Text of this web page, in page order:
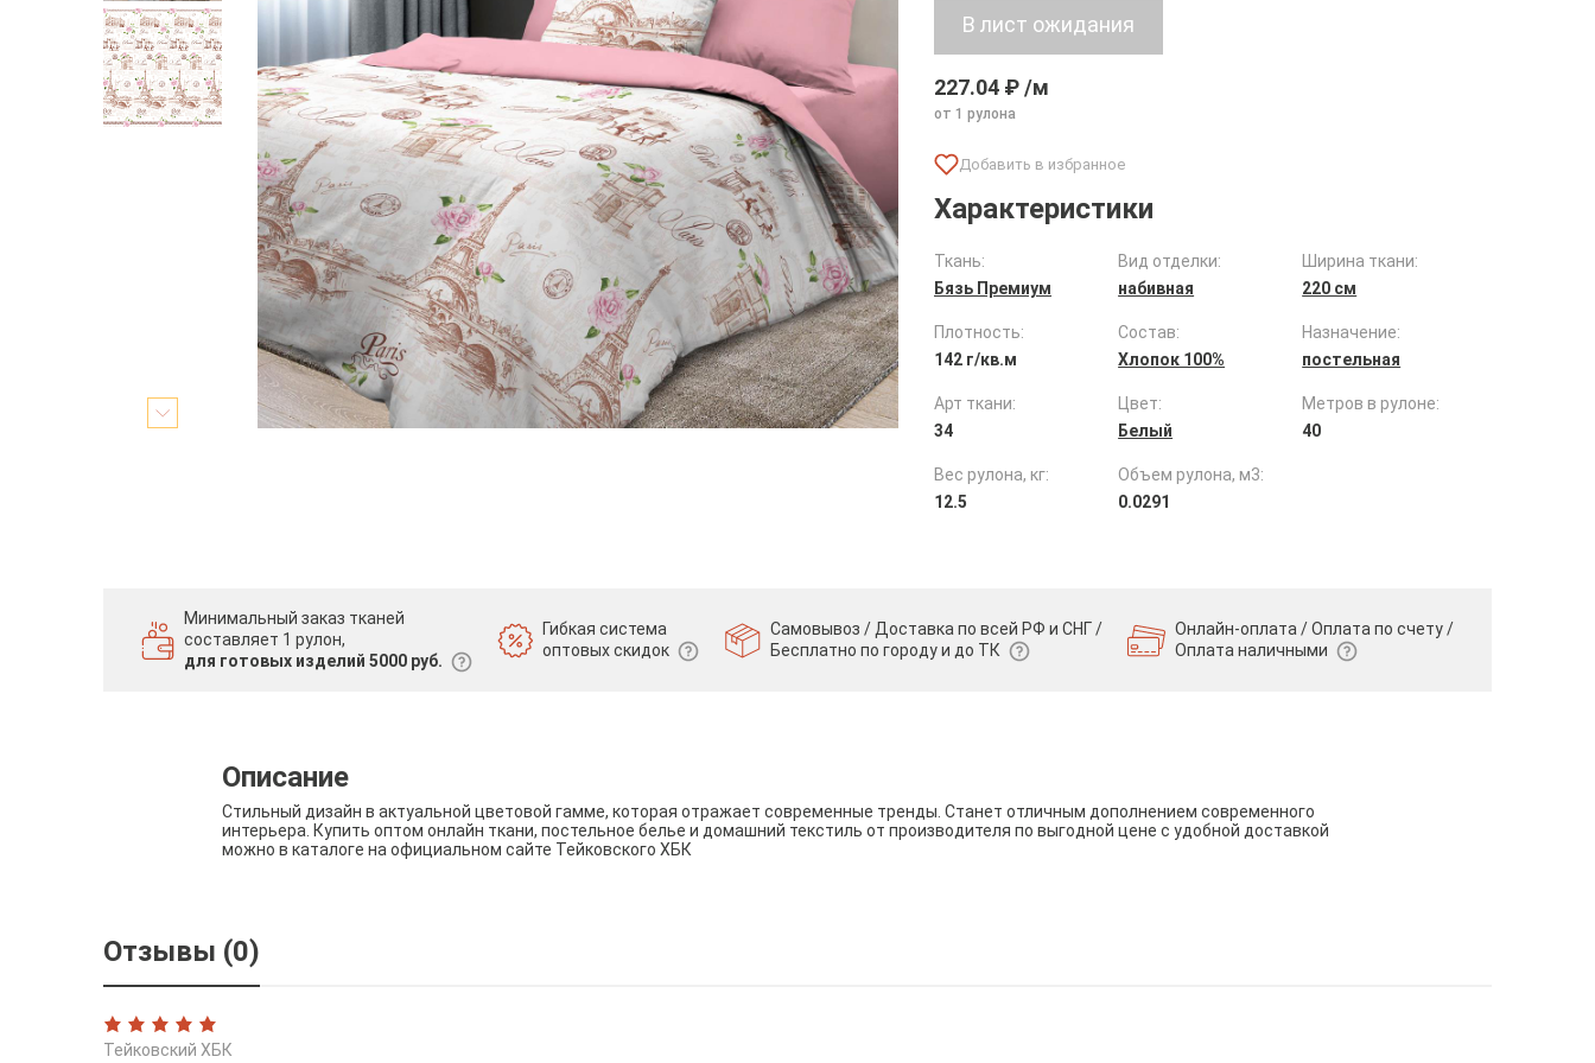
227.04 ₽ /м
от 1 рулона
Характеристики
Ткань:
Бязь Премиум
Вид отделки:
набивная
Ширина ткани:
220 см
Плотность:
142 г/кв.м
Состав:
Хлопок 100%
Назначение:
постельная
Арт ткани:
34
Цвет:
Белый
Метров в рулоне:
40
Вес рулона, кг:
12.5
Объем рулона, м3:
0.0291
Минимальный заказ тканей
составляет 1 рулон,
для готовых изделий 5000 руб.
Гибкая система
оптовых скидок
Самовывоз / Доставка по всей РФ и СНГ /
Бесплатно по городу и до ТК
Онлайн-оплата / Оплата по счету /
Оплата наличными
Описание
Стильный дизайн в актуальной цветовой гамме, которая отражает современные тренды. Станет отличным дополнением современного
интерьера. Купить оптом онлайн ткани, постельное белье и домашний текстиль от производителя по выгодной цене с удобной доставкой
можно в каталоге на официальном сайте Тейковского ХБК
Отзывы (0)
Тейковский ХБК